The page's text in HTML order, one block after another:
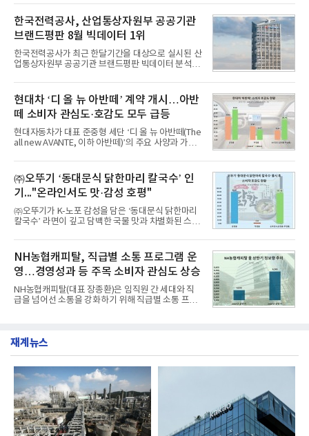
일 한국기업평판연구소(소장 구창환)는 국내 교육서
비스 상장기업 브랜드를 대상으로 지난 7월 7일부터
8월 7일까지 수집된 소비자 빅데이터 10,074,233건
을 분석한 결과, 메가스터디교육이 브랜드평판지수
1,710,926을 기록하며 8월 1위에 올랐다고 밝혔다.
분석에 활용된 빅데이터는 지난 7월(9,491,206건) 대
비 6.14% 증가한 수치로, 교육서비스 상장기업 브랜
디교육, 대교, 디지
한국전력공사, 산업통상자원부 공공기관
브랜드평판 8월 빅데이터 1위
한국전력공사가 최근 한달기간을 대상으로 실시된 산
업통상자원부 공공기관 브랜드평판 빅데이터 분석에
이 순으로 뒤를 이었다.7일 한국기업평판연구소(소장
구창환)는 산업통상자원부 공공기관 41개 브랜드를
대상으로 지난 7월 7일부터 8월 7일까지 수집된 소비
자 빅데이터 91,102,549건을 분석한 결과, 한국전력
공사가 브랜드평판지수 10,670,633을 기록하며 8월
1위에 올랐다고 밝혔다. 분석에 활용된 빅데이터는 지
난 7월(88,893,823건) 대비 2.48% 증가한 수치다.연
수력원자력, 한국석
현대차 ‘디 올 뉴 아반떼’ 계약 개시…아반
떼 소비자 관심도·호감도 모두 급등
현대자동차가 대표 준중형 세단 ‘디 올 뉴 아반떼(The
all new AVANTE, 이하 아반떼)’의 주요 사양과 가격
떼는 6년 만에 선보이는 8세대 완전변경 모델로, ▲정
교한 선과 면을 중심으로 완성한 파격적인 디자인 ▲
과거 중형 세단 수준으로 확대된 차체 제원 ▲글로벌
최고 수준의 안전성 ▲성능과 효율을 동시에 높인 주
행 완성도 ▲첨단 편의 및 디지털 사양 적용 등을 통해
글로벌 준중형 세단의 새로운 기준을 세웠다.아반떼
는 가솔린 2.0과 1.6 하이브리드 두 가지 파워트레인
넘
㈜오뚜기 ‘동대문식 닭한마리 칼국수’ 인
기..."온라인서도 맛·감성 호평"
㈜오뚜기가 K-노포 감성을 담은 ‘동대문식 닭한마리
칼국수’ 라면이 깊고 담백한 국물 맛과 차별화된 스토
혔다.‘동대문식 닭한마리 칼국수’는 예상을 뛰어넘는
소비자 호응에 힘입어 지난 7월 13일 첫 선을 보인 지
단 18일 만에 누적 판매량 50만 개를 돌파하는 성과를
거두었다.이번 신제품은 개발진이 전국의 닭한마리
전문점을 직접 찾아 다니며 최적의 육수 비율을 완성
했다. 자극적이지 않으면서도 깊은 닭육수에 마늘의
개운한 풍미를 더했으며, 국물이 잘 배어들면서도 쫄
서도
NH농협캐피탈, 직급별 소통 프로그램 운
영…경영성과 등 주목 소비자 관심도 상승
NH농협캐피탈(대표 장종환)은 임직원 간 세대와 직
급을 넘어선 소통을 강화하기 위해 직급별 소통 프로
영지원부 홍보팀과 2026년 새로이(e)＊가 공동 주관
쳐 진행됐다.참고로 새로이(e)는 NH농협캐피탈 MZ
세대들로(과장~계장) 구성된 자율 참여조직으로, 조
직문화 혁신과 업무 효율성 향상을 위한 다양한 활동
을 추진하며,새로운 변화와 이로운 영향력을 조직전
반에 전파하는 역할
재계뉴스